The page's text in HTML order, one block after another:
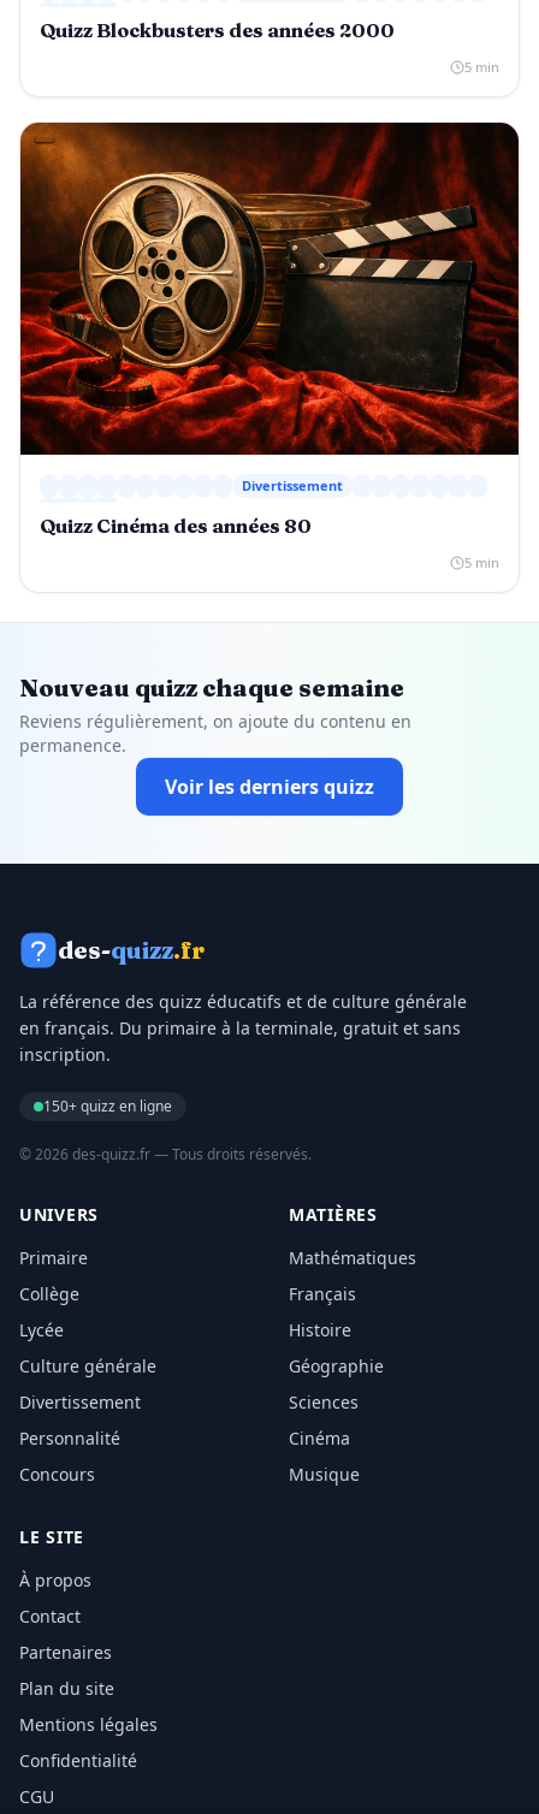
Quizz Blockbusters des années 2000
5 min
Divertissement
Quizz Cinéma des années 80
5 min
Nouveau quizz chaque semaine
Reviens régulièrement, on ajoute du contenu en
permanence.
Voir les derniers quizz
des-quizz.fr
La référence des quizz éducatifs et de culture générale
en français. Du primaire à la terminale, gratuit et sans
inscription.
150+ quizz en ligne
© 2026 des-quizz.fr — Tous droits réservés.
UNIVERS
Primaire
Collège
Lycée
Culture générale
Divertissement
Personnalité
Concours
MATIÈRES
Mathématiques
Français
Histoire
Géographie
Sciences
Cinéma
Musique
LE SITE
À propos
Contact
Partenaires
Plan du site
Mentions légales
Confidentialité
CGU